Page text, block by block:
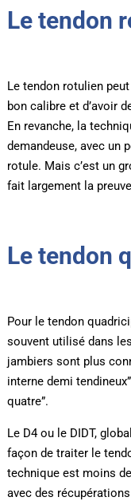
Le tendon
Le tendon rotulien peut
bon calibre et d’avoir
En revanche, la
demandeuse, avec un
rotule. Mais c’est un
fait largement la
Le tendon
Pour le tendon
souvent utilisé dans
jambiers sont plus
interne demi
quatre”.
Le D4 ou le DIDT,
façon de traiter le
technique est moins
avec des